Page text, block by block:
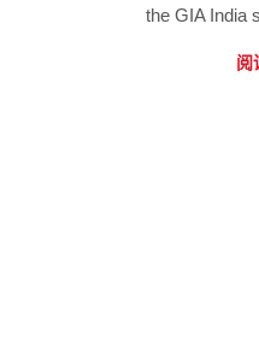
the GIA India
阅